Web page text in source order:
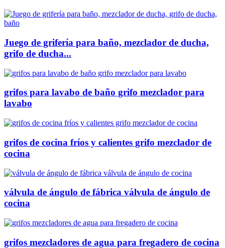
Juego de grifería para baño, mezclador de ducha,
grifo de ducha...
grifos para lavabo de baño grifo mezclador para
lavabo
grifos de cocina fríos y calientes grifo mezclador de
cocina
válvula de ángulo de fábrica válvula de ángulo de
cocina
grifos mezcladores de agua para fregadero de cocina